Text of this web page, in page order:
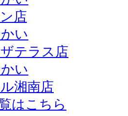
店
い
テラス店
い
湘南店
はこちら